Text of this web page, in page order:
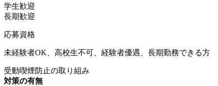
学生歓迎
長期歓迎
応募資格
未経験者OK、高校生不可、経験者優遇、長期勤務できる方
受動喫煙防止の取り組み
対策の有無